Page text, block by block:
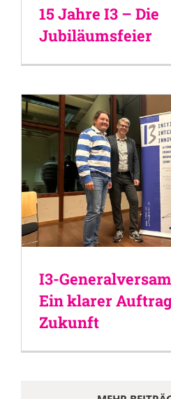
15 Jahre I3 – Die
Jubiläumsfeier
I3-
Ein klarer
Zukunft